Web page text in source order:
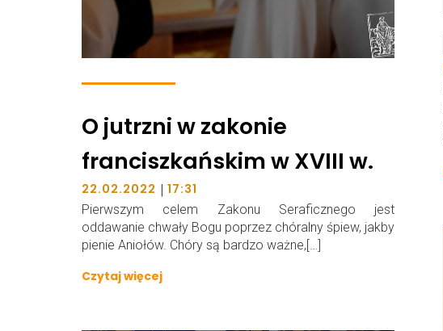
O jutrzni w zakonie
franciszkańskim w XVIII w.
22.02.2022 | 17:31
Pierwszym celem Zakonu Seraficznego jest
oddawanie chwały Bogu poprzez chóralny śpiew, jakby
pienie Aniołów. Chóry są bardzo ważne,[…]
Czytaj więcej